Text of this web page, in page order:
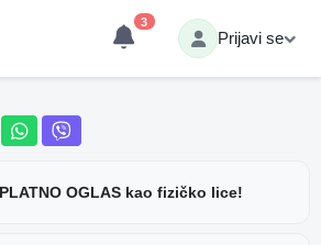
3
Prijavi se
OGLAS kao fizičko lice!